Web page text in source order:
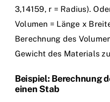
3,14159, r = Radius).
Volumen = Länge x
Berechnung des
Gewicht des Materials
Beispiel: Berechnung
einen Stab